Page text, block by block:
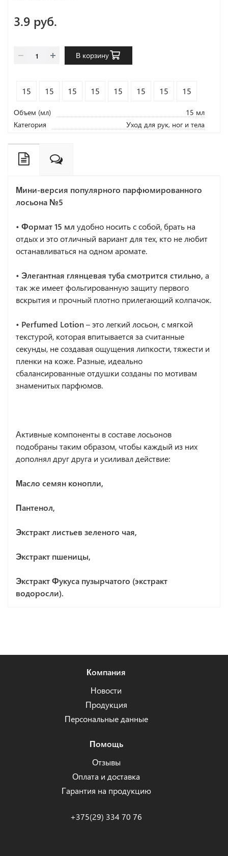
3.9 руб.
В корзину
15 15 15 15 15 15 15 15
Объем (мл)
15 мл
Категория
Уход для рук, ног и тела
Мини-версия популярного парфюмированного
лосьона №5
• Формат 15 мл удобно носить с собой, брать на
отдых и это отличный вариант для тех, кто не любит
останавливаться на одном аромате.
• Элегантная глянцевая туба смотрится стильно, а
так же имеет фольгированную защиту первого
вскрытия и прочный плотно прилегающий колпачок.
• Perfumed Lotion– это легкий лосьон, с мягкой
текстурой, которая впитывается за считанные
секунды, не создавая ощущения липкости, тяжести и
пленки на коже. Разные, идеально
сбалансированные отдушки созданы по мотивам
знаменитых парфюмов.
Активные компоненты в составе лосьонов
подобраны таким образом, чтобы каждый из них
дополнял друг друга и усиливал действие:
Масло семян конопли,
Пантенол,
Экстракт листьев зеленого чая,
Экстракт пшеницы,
Экстракт Фукуса пузырчатого (экстракт
водоросли).
Компания
Новости
Продукция
Персональные данные
Помощь
Отзывы
Оплата и доставка
Гарантия на продукцию
+375(29) 334 70 76